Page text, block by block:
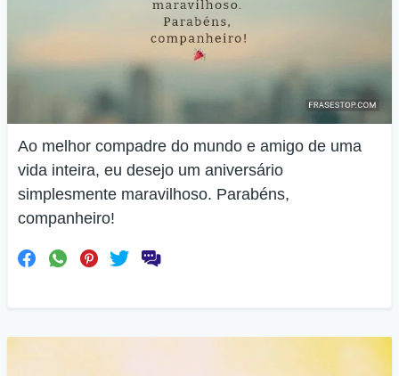
Ao melhor compadre do mundo e amigo de uma
vida inteira, eu desejo um aniversário
simplesmente maravilhoso. Parabéns,
companheiro!